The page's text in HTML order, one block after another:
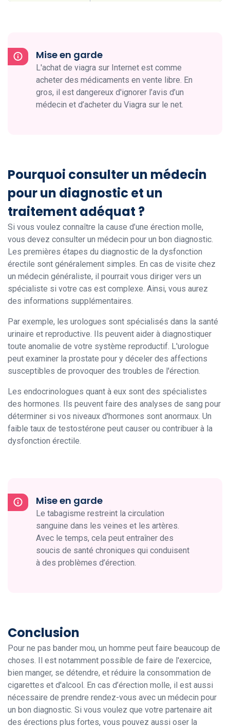
Mise en garde
L'achat de viagra sur Internet est comme
acheter des médicaments en vente libre. En
gros, il est dangereux d'ignorer l’avis d’un
médecin et d’acheter du Viagra sur le net.
Pourquoi consulter un médecin
pour un diagnostic et un
traitement adéquat ?
Si vous voulez connaître la cause d’une érection molle,
vous devez consulter un médecin pour un bon diagnostic.
Les premières étapes du diagnostic de la dysfonction
érectile sont généralement simples. En cas de visite chez
un médecin généraliste, il pourrait vous diriger vers un
spécialiste si votre cas est complexe. Ainsi, vous aurez
des informations supplémentaires.
Par exemple, les urologues sont spécialisés dans la santé
urinaire et reproductive. Ils peuvent aider à diagnostiquer
toute anomalie de votre système reproductif. L'urologue
peut examiner la prostate pour y déceler des affections
susceptibles de provoquer des troubles de l'érection.
Les endocrinologues quant à eux sont des spécialistes
des hormones. Ils peuvent faire des analyses de sang pour
déterminer si vos niveaux d'hormones sont anormaux. Un
faible taux de testostérone peut causer ou contribuer à la
dysfonction érectile.
Mise en garde
Le tabagisme restreint la circulation
sanguine dans les veines et les artères.
Avec le temps, cela peut entraîner des
soucis de santé chroniques qui conduisent
à des problèmes d’érection.
Conclusion
Pour ne pas bander mou, un homme peut faire beaucoup de
choses. Il est notamment possible de faire de l'exercice,
bien manger, se détendre, et réduire la consommation de
cigarettes et d'alcool. En cas d’érection molle, il est aussi
nécessaire de prendre rendez-vous avec un médecin pour
un bon diagnostic. Si vous voulez que votre partenaire ait
des érections plus fortes, vous pouvez aussi oser la